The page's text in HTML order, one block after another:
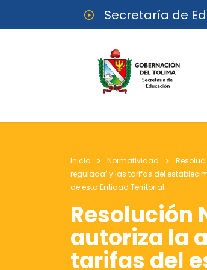
Secretaría de
Inicio Normatividad
regulada’ y las tarifas del
de esta Entidad Territorial.
Resolución
autoriza la
tarifas del